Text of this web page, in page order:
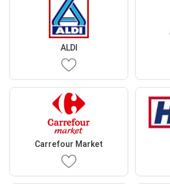
ALDI
Carrefour Market